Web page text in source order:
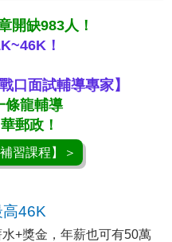
開缺983人！
！
口面試輔導專家】
條龍輔導
郵政！
習課程】＞
46K
+獎金，年薪也可有50萬